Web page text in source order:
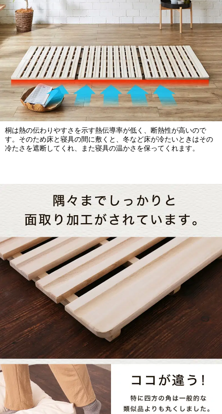
桐は熱の伝わりやすさを示す熱伝導率が低く、断熱性が高いので
す。そのため床と寝具の間に敷くと、冬など床が冷たいときはその
冷たさを遮断してくれ、また寝具の温かさを保ってくれます。